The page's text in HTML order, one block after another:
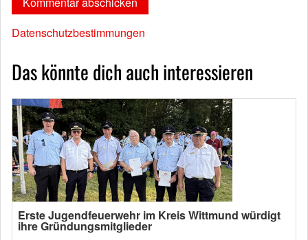
Datenschutzbestimmungen
Das könnte dich auch interessieren
Erste Jugendfeuerwehr im Kreis Wittmund würdigt
ihre Gründungsmitglieder